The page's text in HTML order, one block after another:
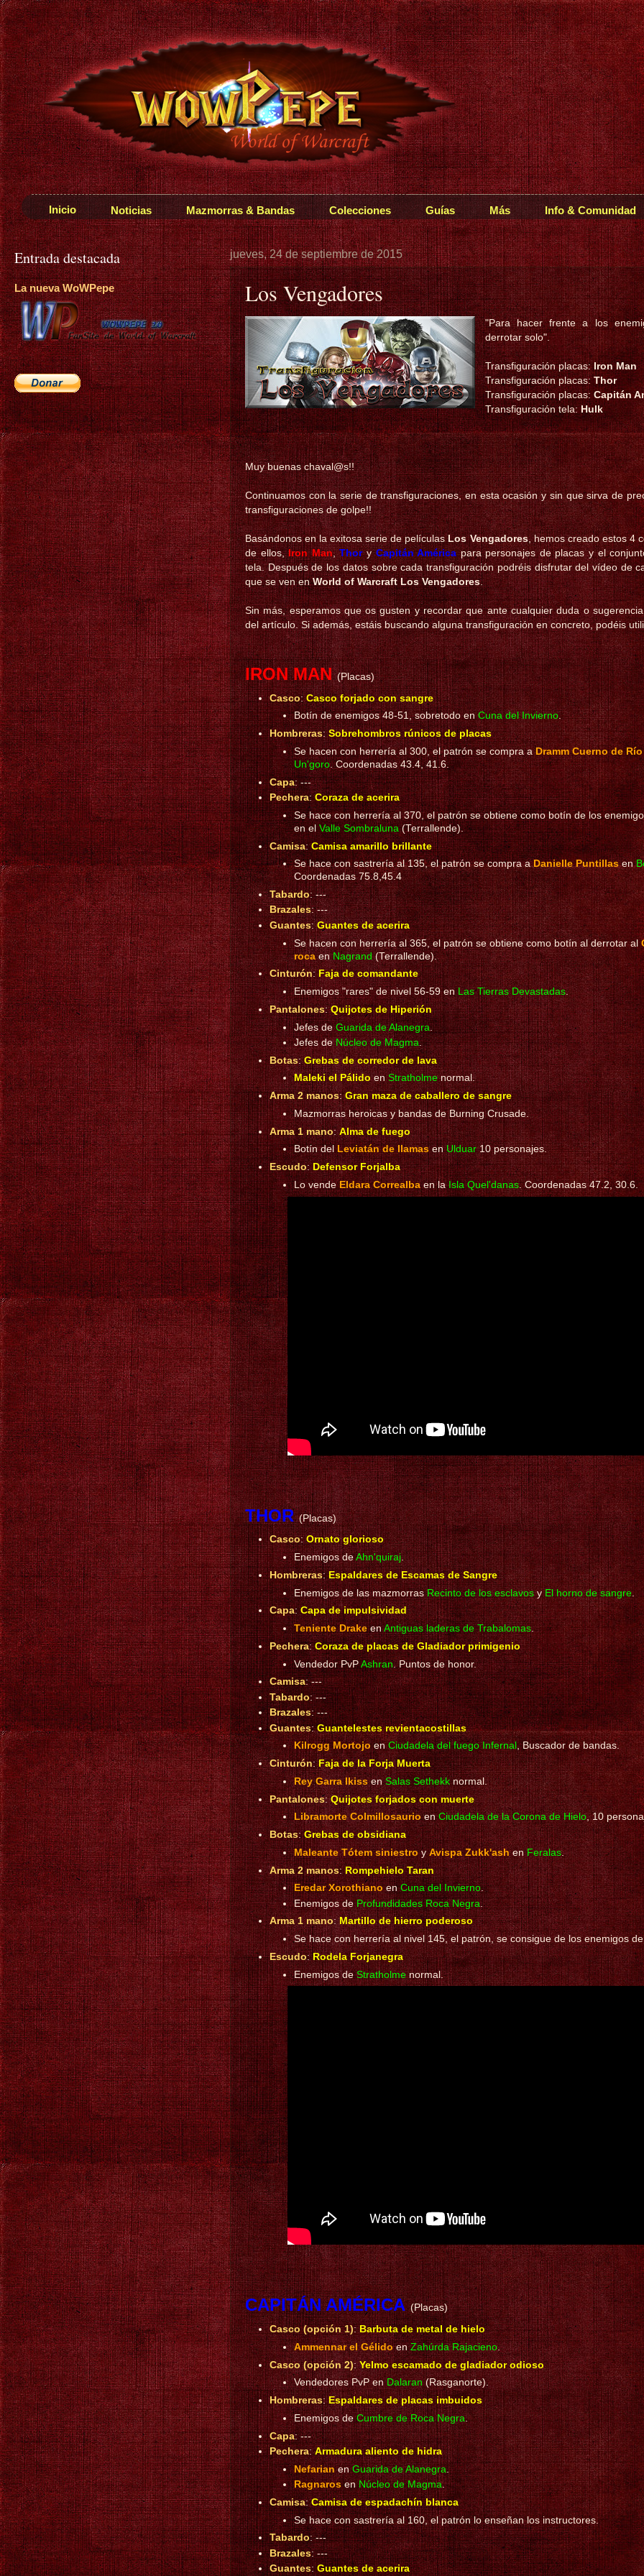
Inicio Noticias Mazmorras & Bandas Colecciones Guías Más Info & Comunidad
jueves, 24 de septiembre de 2015
Los Vengadores
"Para hacer frente a los
derrotar solo".
Transfiguración placas:Iron Man
Transfiguración placas: Thor
Transfiguración placas: Capitán
Transfiguración tela:Hulk
Muy buenas chaval@s!!
Continuamos con la serie de transfiguraciones, en esta ocasión y sin que sirva de
transfiguraciones de golpe!!
Basándonos en la exitosa serie de películasLos Vengadores, hemos creado estos 4
de ellos,Iron Man,ThoryCapitán Américapara personajes de placas y el
tela. Después de los datos sobre cada transfiguración podréis disfrutar del vídeo de
que se ven enWorld of Warcraft Los Vengadores.
Sin más, esperamos que os gusten y recordar que ante cualquier duda o
del artículo. Si además, estáis buscando alguna transfiguración en concreto, podéis
IRON MAN(Placas)
Casco:Casco forjado con sangre
Botín de enemigos 48-51, sobretodo enCuna del Invierno.
Hombreras:Sobrehombros rúnicos de placas
Se hacen con herrería al 300, el patrón se compra aDramm Cuerno de Río
Un'goro. Coordenadas 43.4, 41.6.
Capa: ---
Pechera:Coraza de acerira
Se hace con herrería al 370, el patrón se obtiene como botín de los
en elValle Sombraluna(Terrallende).
Camisa:Camisa amarillo brillante
Se hace con sastrería al 135, el patrón se compra aDanielle Puntillasen
Coordenadas 75.8,45.4
Tabardo: ---
Brazales: ---
Guantes:Guantes de acerira
Se hacen con herrería al 365, el patrón se obtiene como botín al derrotar al
roca enNagrand(Terrallende).
Cinturón:Faja de comandante
Enemigos "rares" de nivel 56-59 enLas Tierras Devastadas.
Pantalones:Quijotes de Hiperión
Jefes deGuarida de Alanegra.
Jefes deNúcleo de Magma.
Botas:Grebas de corredor de lava
Maleki el Pálidoen Stratholmenormal.
Arma 2 manos:Gran maza de caballero de sangre
Mazmorras heroicas y bandas de Burning Crusade.
Arma 1 mano:Alma de fuego
Botín delLeviatán de llamasenUlduar10 personajes.
Escudo: Defensor Forjalba
Lo vendeEldara Correalbaen laIsla Quel'danas. Coordenadas 47.2, 30.6.
THOR(Placas)
Casco:Ornato glorioso
Enemigos deAhn'quiraj.
Hombreras:Espaldares de Escamas de Sangre
Enemigos de las mazmorrasRecinto de los esclavosyEl horno de sangre.
Capa:Capa de impulsividad
Teniente DrakeenAntiguas laderas de Trabalomas.
Pechera:Coraza de placas de Gladiador primigenio
Vendedor PvPAshran. Puntos de honor.
Camisa: ---
Tabardo: ---
Brazales: ---
Guantes:Guantelestes revientacostillas
Kilrogg MortojoenCiudadela del fuego Infernal, Buscador de bandas.
Cinturón:Faja de la Forja Muerta
Rey Garra IkissenSalas Sethekknormal.
Pantalones:Quijotes forjados con muerte
Libramorte ColmillosaurioenCiudadela de la Corona de Hielo, 10
Botas:Grebas de obsidiana
Maleante Tótem siniestroyAvispa Zukk'ashenFeralas.
Arma 2 manos: Rompehielo Taran
Eredar XorothianoenCuna del Invierno.
Enemigos de Profundidades Roca Negra.
Arma 1 mano:Martillo de hierro poderoso
Se hace con herrería al nivel 145, el patrón, se consigue de los enemigos de
Escudo:Rodela Forjanegra
Enemigos deStratholmenormal.
CAPITÁN AMÉRICA(Placas)
Casco (opción 1):Barbuta de metal de hielo
Ammennar el GélidoenZahúrda Rajacieno.
Casco (opción 2):Yelmo escamado de gladiador odioso
Vendedores PvP enDalaran(Rasganorte).
Hombreras:Espaldares de placas imbuidos
Enemigos deCumbre de Roca Negra.
Capa: ---
Pechera:Armadura aliento de hidra
NefarianenGuarida de Alanegra.
RagnarosenNúcleo de Magma.
Camisa:Camisa de espadachín blanca
Se hace con sastrería al 160, el patrón lo enseñan los instructores.
Tabardo: ---
Brazales: ---
Guantes:Guantes de acerira
Entrada destacada
La nueva WoWPepe